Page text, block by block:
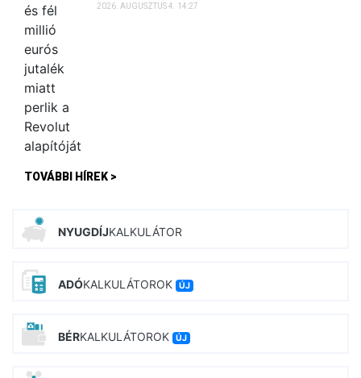
2026. AUGUSZTUS 4. 14:27
TOVÁBBI HÍREK >
NYUGDÍJKALKULÁTOR
ADÓKALKULÁTOROK ÚJ
BÉRKALKULÁTOROK ÚJ